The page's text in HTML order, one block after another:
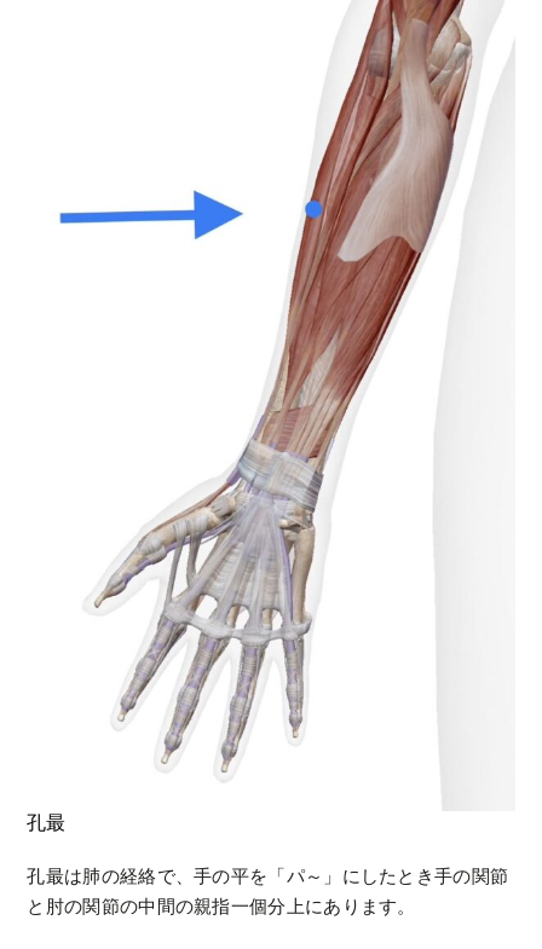
孔最
孔最は肺の経絡で、手の平を「パ～」にしたとき手の関節
と肘の関節の中間の親指一個分上にあります。